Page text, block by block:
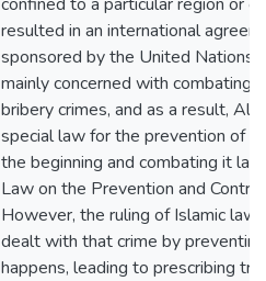
resulted in an international
sponsored by the United Nations
mainly concerned with combating
bribery crimes, and as a result,
special law for the prevention of
the beginning and combating it
Law on the Prevention and
However, the ruling of Islamic law
dealt with that crime by
happens, leading to prescribing